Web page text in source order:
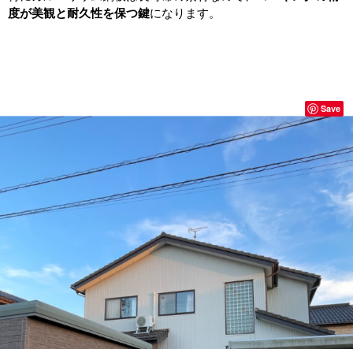
度が美観と耐久性を保つ鍵になります。
Save